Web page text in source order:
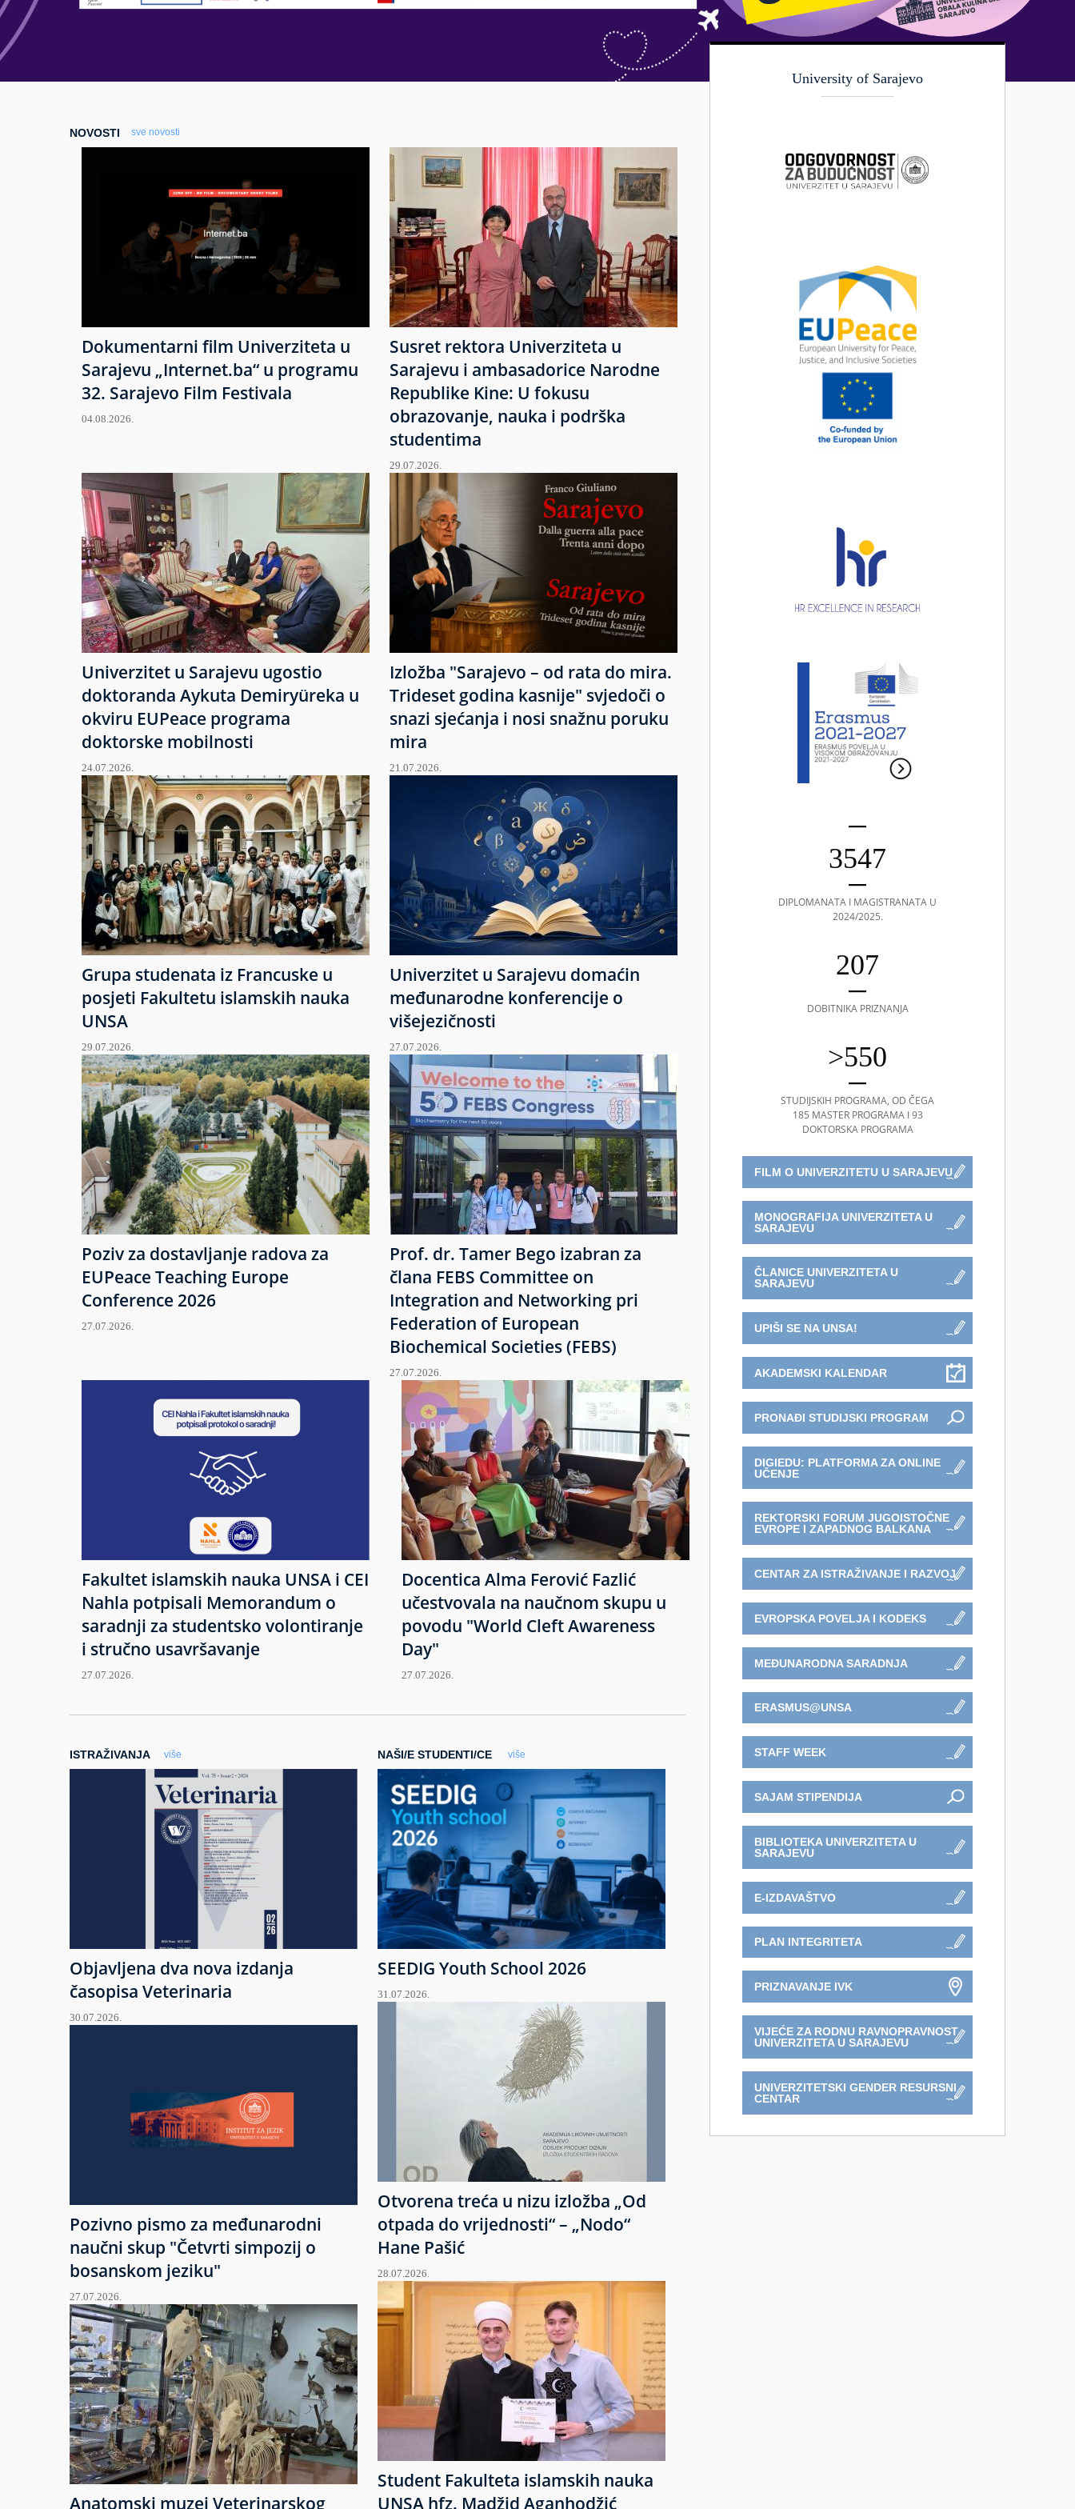
NOVOSTI sve novosti
Dokumentarni film Univerziteta u
Sarajevu „Internet.ba“ u programu
32. Sarajevo Film Festivala
04.08.2026.
Susret rektora Univerziteta u
Sarajevu i ambasadorice Narodne
Republike Kine: U fokusu
obrazovanje, nauka i podrška
studentima
29.07.2026.
Univerzitet u Sarajevu ugostio
doktoranda Aykuta Demiryüreka u
okviru EUPeace programa
doktorske mobilnosti
24.07.2026.
Izložba "Sarajevo – od rata do mira.
Trideset godina kasnije" svjedoči o
snazi sjećanja i nosi snažnu poruku
mira
21.07.2026.
Grupa studenata iz Francuske u
posjeti Fakultetu islamskih nauka
UNSA
29.07.2026.
Univerzitet u Sarajevu domaćin
međunarodne konferencije o
višejezičnosti
27.07.2026.
Poziv za dostavljanje radova za
EUPeace Teaching Europe
Conference 2026
27.07.2026.
Prof. dr. Tamer Bego izabran za
člana FEBS Committee on
Integration and Networking pri
Federation of European
Biochemical Societies (FEBS)
27.07.2026.
Fakultet islamskih nauka UNSA i CEI
Nahla potpisali Memorandum o
saradnji za studentsko volontiranje
i stručno usavršavanje
27.07.2026.
Docentica Alma Ferović Fazlić
učestvovala na naučnom skupu u
povodu "World Cleft Awareness
Day"
27.07.2026.
ISTRAŽIVANJA više
Objavljena dva nova izdanja
časopisa Veterinaria
30.07.2026.
Pozivno pismo za međunarodni
naučni skup "Četvrti simpozij o
bosanskom jeziku"
27.07.2026.
Anatomski muzej Veterinarskog
NAŠI/E STUDENTI/CE više
SEEDIG Youth School 2026
31.07.2026.
Otvorena treća u nizu izložba „Od
otpada do vrijednosti“ – „Nodo“
Hane Pašić
28.07.2026.
Student Fakulteta islamskih nauka
UNSA hfz. Madžid Aganhodžić
University of Sarajevo
3547
DIPLOMANATA I MAGISTRANATA U
2024/2025.
207
DOBITNIKA PRIZNANJA
>550
STUDIJSKIH PROGRAMA, OD ČEGA
185 MASTER PROGRAMA I 93
DOKTORSKA PROGRAMA
FILM O UNIVERZITETU U SARAJEVU
MONOGRAFIJA UNIVERZITETA U
SARAJEVU
ČLANICE UNIVERZITETA U
SARAJEVU
UPIŠI SE NA UNSA!
AKADEMSKI KALENDAR
PRONAĐI STUDIJSKI PROGRAM
DIGIEDU: PLATFORMA ZA ONLINE
UČENJE
REKTORSKI FORUM JUGOISTOČNE
EVROPE I ZAPADNOG BALKANA
CENTAR ZA ISTRAŽIVANJE I RAZVOJ
EVROPSKA POVELJA I KODEKS
MEĐUNARODNA SARADNJA
ERASMUS@UNSA
STAFF WEEK
SAJAM STIPENDIJA
BIBLIOTEKA UNIVERZITETA U
SARAJEVU
E-IZDAVAŠTVO
PLAN INTEGRITETA
PRIZNAVANJE IVK
VIJEĆE ZA RODNU RAVNOPRAVNOST
UNIVERZITETA U SARAJEVU
UNIVERZITETSKI GENDER RESURSNI
CENTAR